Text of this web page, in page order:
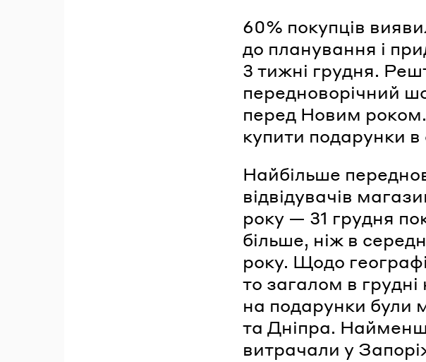
60% покупців
до планування і
3 тижні грудня.
передноворічний
перед Новим
купити подарунки в
Найбільше
відвідувачів
року — 31 грудня
більше, ніж в
року. Щодо
то загалом в
на подарунки були
та Дніпра.
витрачали у